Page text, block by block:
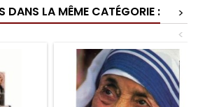
DANS LA MÊME CATÉGORIE :
>
<